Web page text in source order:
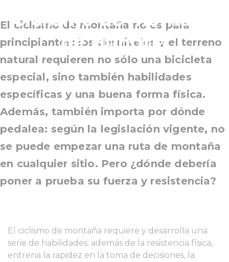
ciclismo de montaña
de Hungría
El ciclismo de montaña no es para
principiantes: los desniveles y el terreno
natural requieren no sólo una bicicleta
especial, sino también habilidades
específicas y una buena forma física.
Además, también importa por dónde
pedalea: según la legislación vigente, no
se puede empezar una ruta de montaña
en cualquier sitio. Pero ¿dónde debería
poner a prueba su fuerza y resistencia?
El ciclismo de montaña requiere y desarrolla una
serie de habilidades: además de la resistencia física,
entrena la rapidez en la toma de decisiones, la